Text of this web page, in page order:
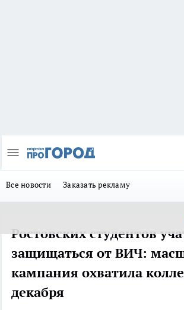
Все новости Заказать рекламу
Ростовских студентов
защищаться от ВИЧ:
кампания охватила
декабря